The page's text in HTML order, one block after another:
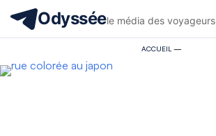
Odysséele média des voyageurs
ACCUEIL —